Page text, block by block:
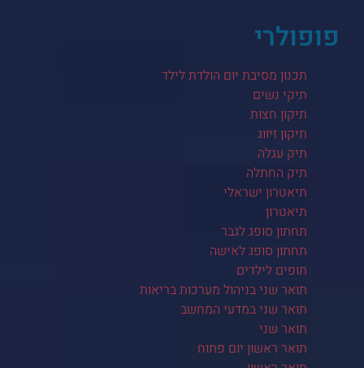
פופולרי
תכנון מסיבת יום הולדת לילד
תיקי נשים
תיקון חצות
תיקון זיווג
תיק עגלה
תיק החתלה
תיאטרון ישראלי
תיאטרון
תחתון סופג לגבר
תחתון סופג לאישה
תופים לילדים
תואר שני בניהול מערכות בריאות
תואר שני במדעי המחשב
תואר שני
תואר ראשון יום פתוח